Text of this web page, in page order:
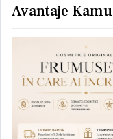
Avantaje Kamu